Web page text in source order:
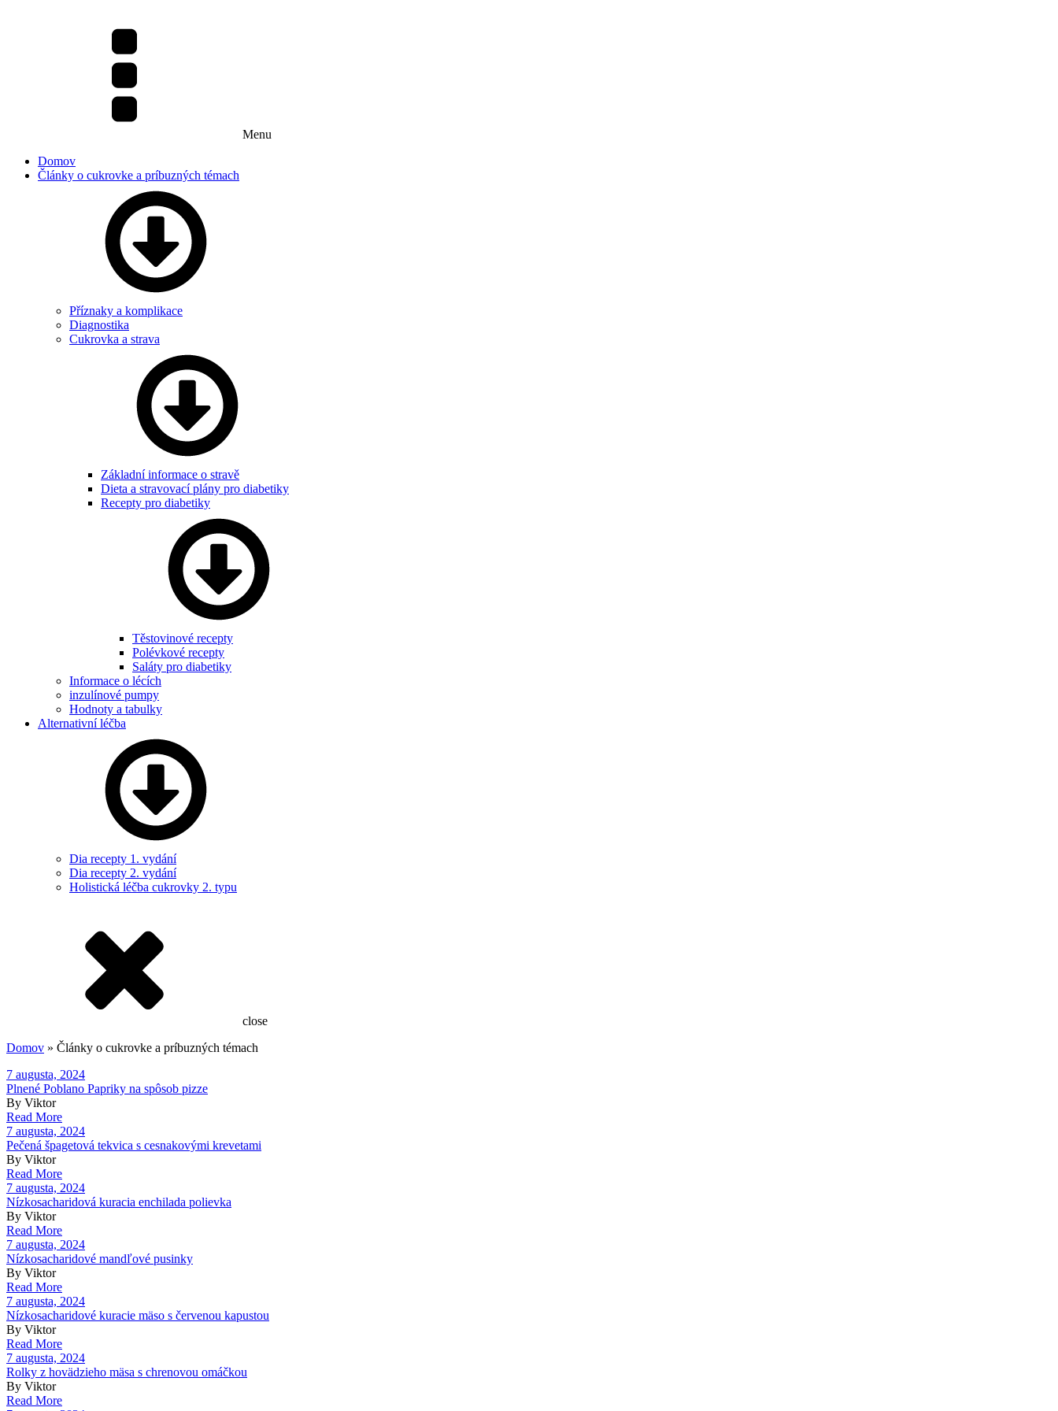
Menu
Domov
Články o cukrovke a príbuzných témach
Příznaky a komplikace
Diagnostika
Cukrovka a strava
Základní informace o stravě
Dieta a stravovací plány pro diabetiky
Recepty pro diabetiky
Těstovinové recepty
Polévkové recepty
Saláty pro diabetiky
Informace o lécích
inzulínové pumpy
Hodnoty a tabulky
Alternativní léčba
Dia recepty 1. vydání
Dia recepty 2. vydání
Holistická léčba cukrovky 2. typu
close
Domov » Články o cukrovke a príbuzných témach
7 augusta, 2024
Plnené Poblano Papriky na spôsob pizze
By Viktor
Read More
7 augusta, 2024
Pečená špagetová tekvica s cesnakovými krevetami
By Viktor
Read More
7 augusta, 2024
Nízkosacharidová kuracia enchilada polievka
By Viktor
Read More
7 augusta, 2024
Nízkosacharidové mandľové pusinky
By Viktor
Read More
7 augusta, 2024
Nízkosacharidové kuracie mäso s červenou kapustou
By Viktor
Read More
7 augusta, 2024
Rolky z hovädzieho mäsa s chrenovou omáčkou
By Viktor
Read More